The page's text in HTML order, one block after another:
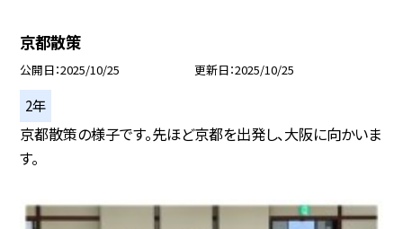
京都散策
公開日 2025/10/25 更新日 2025/10/25
2年
京都散策の様子です。先ほど京都を出発し、大阪に向かいま
す。